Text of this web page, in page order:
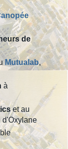
de
Mutualab,
à
et au
d'Oxylane